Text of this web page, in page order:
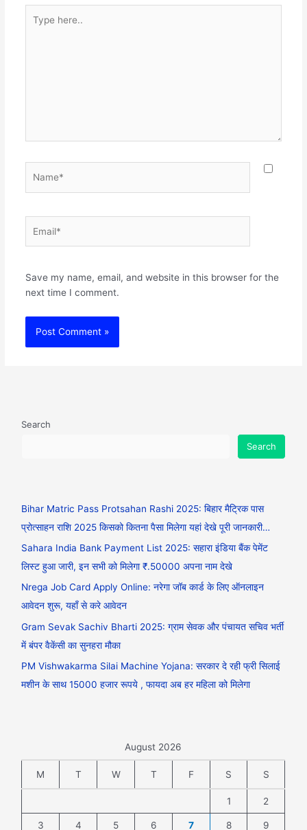
here..
Save my name, email, and website in this browser for the
next time I comment.
Search
Search
Bihar Matric Pass Protsahan Rashi 2025: बिहार मैट्रिक पास
प्रोत्साहन राशि 2025 किसको कितना पैसा मिलेगा यहां देखे पूरी जानकारी…
Sahara India Bank Payment List 2025: सहारा इंडिया बैंक पेमेंट
लिस्ट हुआ जारी, इन सभी को मिलेगा ₹.50000 अपना नाम देखे
Nrega Job Card Apply Online: नरेगा जॉब कार्ड के लिए ऑनलाइन
आवेदन शुरू, यहाँ से करे आवेदन
Gram Sevak Sachiv Bharti 2025: ग्राम सेवक और पंचायत सचिव भर्ती
में बंपर वैकेंसी का सुनहरा मौका
PM Vishwakarma Silai Machine Yojana: सरकार दे रही फ्री सिलाई
मशीन के साथ 15000 हजार रूपये , फायदा अब हर महिला को मिलेगा
August 2026
M T W T F S S
1 2
3 4 5 6 7 8 9